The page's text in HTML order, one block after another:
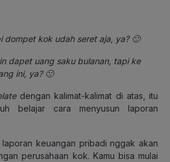
dompet kok udah seret aja, ya? 🙁
dapet uang saku bulanan, tapi ke
ini, ya? 🙁
dengan kalimat-kalimat di atas, itu
belajar cara menyusun laporan
keuangan pribadi nggak akan
perusahaan kok. Kamu bisa mulai